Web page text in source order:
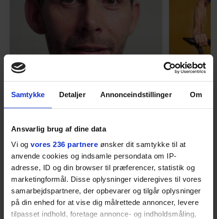
Samtykke Detaljer Annonceindstillinger Om
Ansvarlig brug af dine data
Vi og vores 236 partnere ønsker dit samtykke til at
anvende cookies og indsamle persondata om IP-
adresse, ID og din browser til præferencer, statistik og
marketingformål. Disse oplysninger videregives til vores
samarbejdspartnere, der opbevarer og tilgår oplysninger
på din enhed for at vise dig målrettede annoncer, levere
tilpasset indhold, foretage annonce- og indholdsmåling,
MENNESKER
barndomshjemmet til villa
med pool i Nordsjælland: Nu
skal du høre sandheden om
Rasmus Seebach
I årevis sang han håbefulde
popsange om drengen, der
forelsker sig i pigen, farer vild i
nattens fristelser og alligevel
finder den lykkelige udgang. Nu,
tabt
sit liv til
Mont
har han